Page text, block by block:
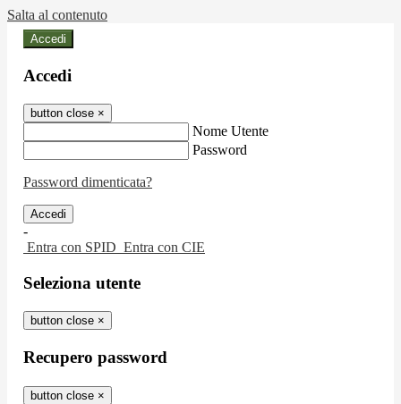
Salta al contenuto
Accedi
Accedi
button close ×
Nome Utente
Password
Password dimenticata?
-
Entra con SPID Entra con CIE
Seleziona utente
button close ×
Recupero password
button close ×